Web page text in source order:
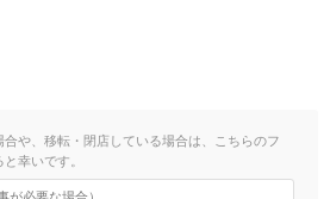
や、移転・閉店している場合は、こちらのフ
幸いです。